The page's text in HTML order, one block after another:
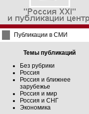
Публикации в СМИ
Темы публикаций
Без рубрики
Россия
Россия и ближнее
зарубежье
Россия и мир
Россия и СНГ
Экономика